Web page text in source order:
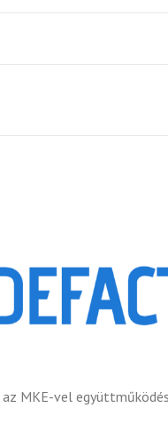
az MKE-vel